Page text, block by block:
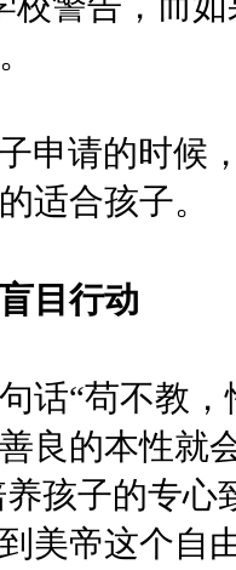
申请的时候
的适合孩
目行动
“苟不教，
良的本性就
孩子的专
美帝这个自